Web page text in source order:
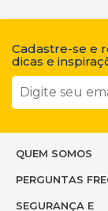
Cadastre-se e
dicas e
QUEM SOMOS
PERGUNTAS
SEGURANÇA E